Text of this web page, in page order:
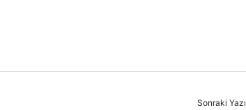
Sonraki Yazı